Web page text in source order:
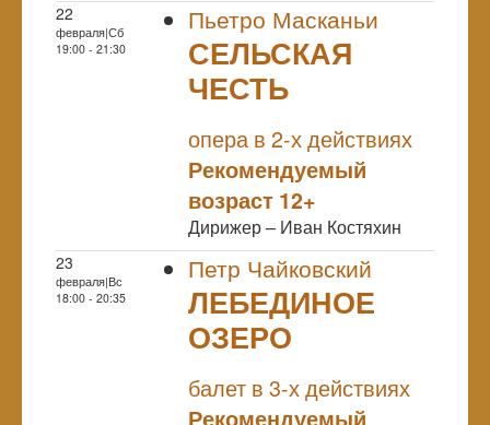
22
февраля|Сб
19:00 - 21:30
Пьетро Масканьи
СЕЛЬСКАЯ
ЧЕСТЬ
опера в 2-х действиях
Рекомендуемый
возраст 12+
Дирижер – Иван Костяхин
23
февраля|Вс
18:00 - 20:35
Петр Чайковский
ЛЕБЕДИНОЕ
ОЗЕРО
балет в 3-х действиях
Рекомендуемый